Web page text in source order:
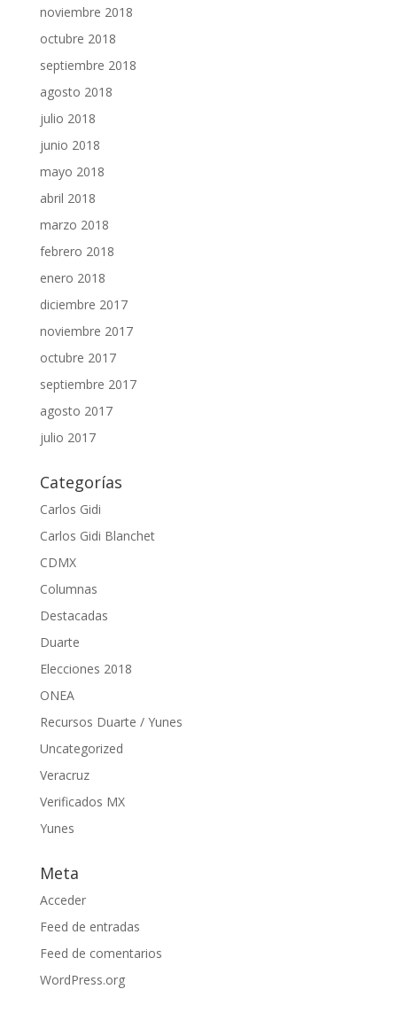
noviembre 2018
octubre 2018
septiembre 2018
agosto 2018
julio 2018
junio 2018
mayo 2018
abril 2018
marzo 2018
febrero 2018
enero 2018
diciembre 2017
noviembre 2017
octubre 2017
septiembre 2017
agosto 2017
julio 2017
Categorías
Carlos Gidi
Carlos Gidi Blanchet
CDMX
Columnas
Destacadas
Duarte
Elecciones 2018
ONEA
Recursos Duarte / Yunes
Uncategorized
Veracruz
Verificados MX
Yunes
Meta
Acceder
Feed de entradas
Feed de comentarios
WordPress.org